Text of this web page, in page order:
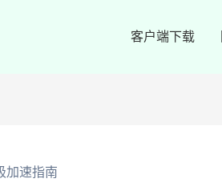
客户端下载
加速指南